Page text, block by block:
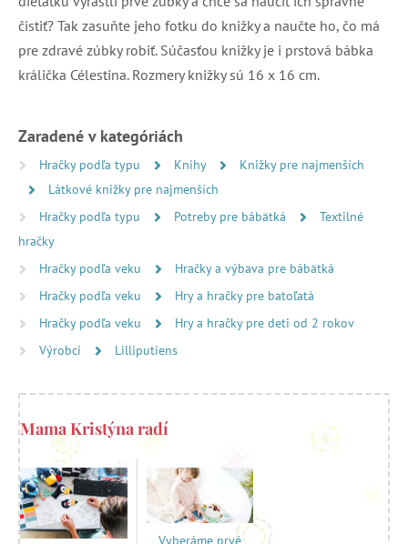
čistiť? Tak zasuňte jeho fotku do knižky a naučte ho, čo má
pre zdravé zúbky robiť. Súčasťou knižky je i prstová bábka
králička Célestina. Rozmery knižky sú 16 x 16 cm.
Zaradené v kategóriách
Hračky podľa typu Knihy
Knižky pre najmenších
Látkové knižky pre najmenších
Hračky podľa typu
Potreby pre bábätká
Textilné
hračky
Hračky podľa veku
Hračky a výbava pre bábätká
Hračky podľa veku
Hry a hračky pre batoľatá
Hračky podľa veku
Hry a hračky pre deti od 2 rokov
Výrobci
Lilliputiens
Mama Kristýna radí
Vyberáme prvé